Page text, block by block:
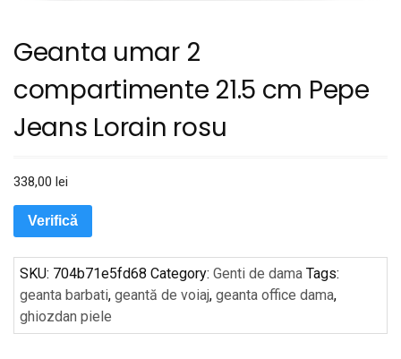
Geanta umar 2
compartimente 21.5 cm Pepe
Jeans Lorain rosu
338,00 lei
Verifică
SKU: 704b71e5fd68 Category: Genti de dama Tags:
geanta barbati, geantă de voiaj, geanta office dama,
ghiozdan piele